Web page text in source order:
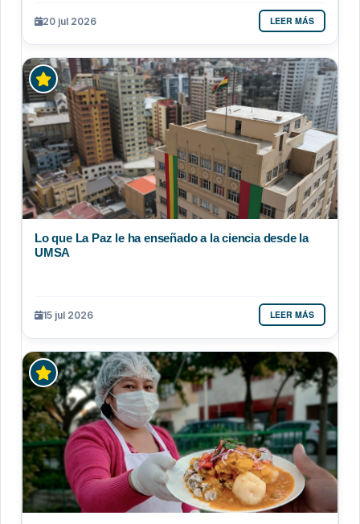
20 jul 2026 LEER MÁS
Lo que La Paz le ha enseñado a la ciencia desde la
UMSA
15 jul 2026 LEER MÁS